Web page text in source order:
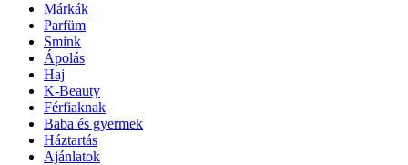
Márkák
Parfüm
Smink
Ápolás
Haj
K-Beauty
Férfiaknak
Baba és gyermek
Háztartás
Ajánlatok